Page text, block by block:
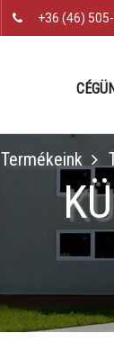
+36 (46)
Termékeink